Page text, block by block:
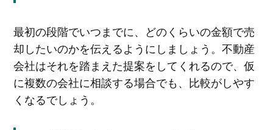
最初の段階でいつまでに、どのくらいの金額で売
却したいのかを伝えるようにしましょう。不動産
会社はそれを踏まえた提案をしてくれるので、仮
に複数の会社に相談する場合でも、比較がしやす
くなるでしょう。